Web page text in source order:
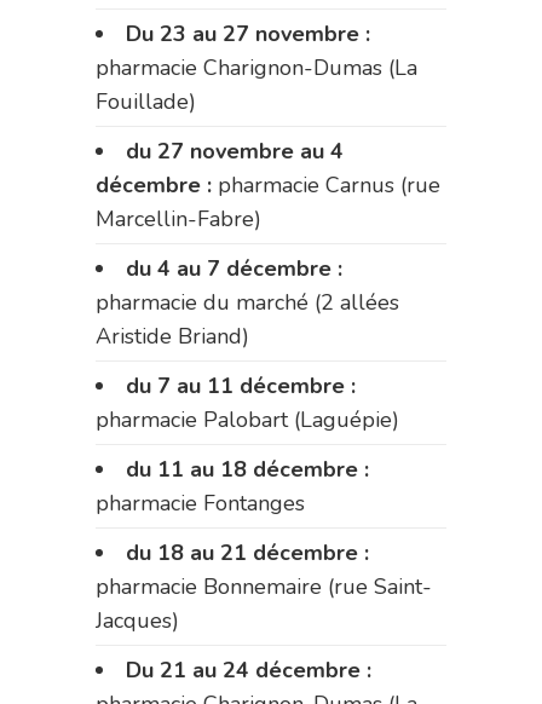
Du 23 au 27 novembre :
pharmacie Charignon-Dumas (La
Fouillade)
du 27 novembre au 4
décembre : pharmacie Carnus (rue
Marcellin-Fabre)
du 4 au 7 décembre :
pharmacie du marché (2 allées
Aristide Briand)
du 7 au 11 décembre :
pharmacie Palobart (Laguépie)
du 11 au 18 décembre :
pharmacie Fontanges
du 18 au 21 décembre :
pharmacie Bonnemaire (rue Saint-
Jacques)
Du 21 au 24 décembre :